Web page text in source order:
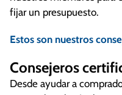
fijar un presupuesto.
Estos son nuestros
Consejeros
Desde ayudar a